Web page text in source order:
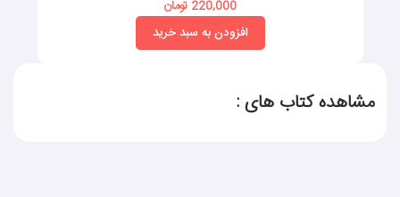
220,000 تومان
افزودن به سبد خرید
مشاهده کتاب های :